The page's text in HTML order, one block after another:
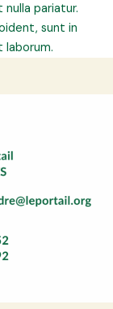
pariatur.
sunt in
laborum.